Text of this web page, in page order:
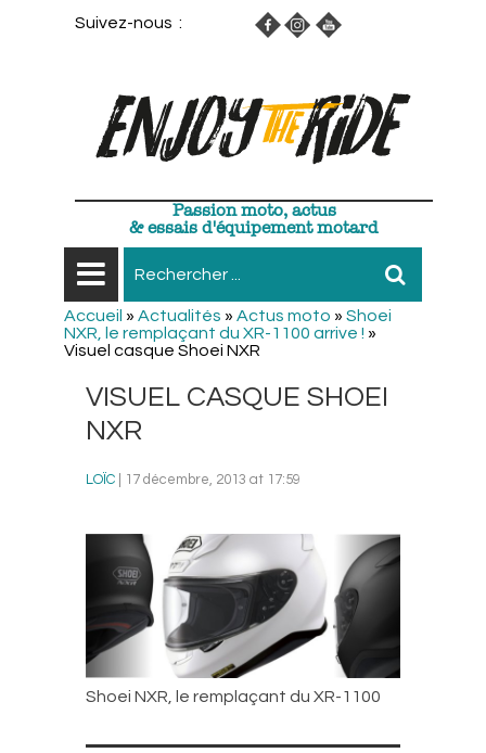
Suivez-nous :
Passion moto, actus
& essais d'équipement motard
Accueil » Actualités » Actus moto » Shoei
NXR, le remplaçant du XR-1100 arrive ! »
Visuel casque Shoei NXR
VISUEL CASQUE SHOEI
NXR
LOÏC | 17 décembre, 2013 at 17:59
Shoei NXR, le remplaçant du XR-1100